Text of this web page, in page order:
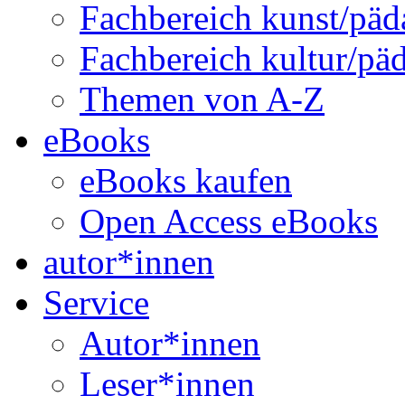
Fachbereich kunst/
Fachbereich kultur/
Themen von A-Z
eBooks
eBooks kaufen
Open Access eBooks
autor*innen
Service
Autor*innen
Leser*innen